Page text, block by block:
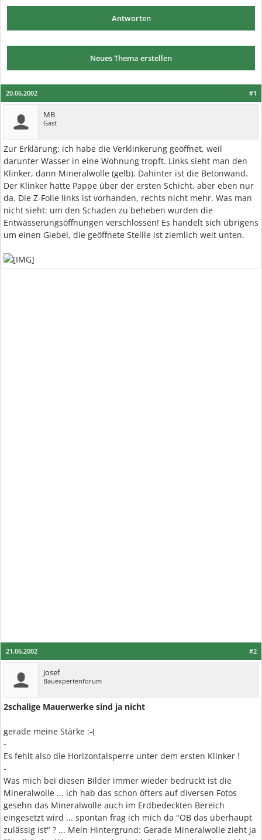
Antworten
Neues Thema erstellen
#1
20.06.2002
MB
Gast
Zur Erklärung: ich habe die Verklinkerung geöffnet, weil
darunter Wasser in eine Wohnung tropft. Links sieht man den
Klinker, dann Mineralwolle (gelb). Dahinter ist die Betonwand.
Der Klinker hatte Pappe über der ersten Schicht, aber eben nur
da. Die Z-Folie links ist vorhanden, rechts nicht mehr. Was man
nicht sieht: um den Schaden zu beheben wurden die
Entwässerungsöffnungen verschlossen! Es handelt sich übrigens
um einen Giebel, die geöffnete Stellle ist ziemlich weit unten.
#2
21.06.2002
Josef
Bauexpertenforum
2schalige Mauerwerke sind ja nicht
gerade meine Stärke :-(
-
Es fehlt also die Horizontalsperre unter dem ersten Klinker !
-
Was mich bei diesen Bilder immer wieder bedrückt ist die
Mineralwolle ... ich hab das schon öfters auf diversen Fotos
gesehn das Mineralwolle auch im Erdbedeckten Bereich
eingesetzt wird ... spontan frag ich mich da "OB das überhaupt
zulässig ist" ? ... Mein Hintergrund: Gerade Mineralwolle zieht ja